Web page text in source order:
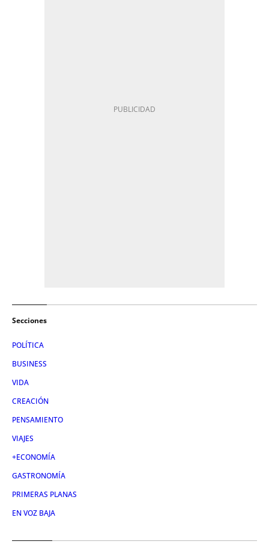
Secciones
POLÍTICA
BUSINESS
VIDA
CREACIÓN
PENSAMIENTO
VIAJES
+ECONOMÍA
GASTRONOMÍA
PRIMERAS PLANAS
EN VOZ BAJA